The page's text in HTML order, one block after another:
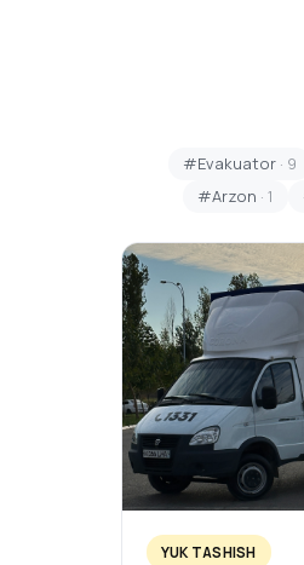
#Evakuator · 9
#Arzon · 1
YUK TASHISH